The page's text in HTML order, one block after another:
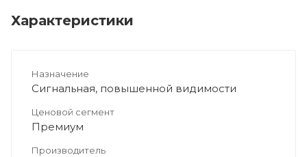
Характеристики
Назначение
Сигнальная, повышенной видимости
Ценовой сегмент
Премиум
Производитель